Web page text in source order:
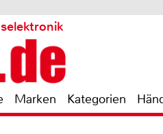
Marken Kategorien